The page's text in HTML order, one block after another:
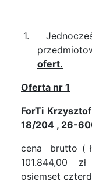
1.
ofert.
Oferta nr 1
ForTi
18/204 , 26-
cena
brutto (
101.844,00 zł
osiemset